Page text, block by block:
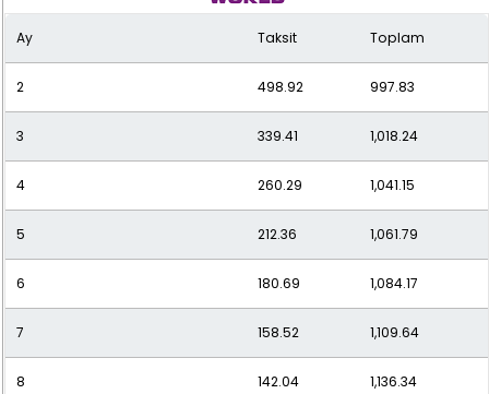
10 119.24 1,192.39
11 111.09 1,221.97
12 104.42 1,253.06
Ay Taksit Toplam
2 498.92 997.83
3 339.41 1,018.24
4 260.29 1,041.15
5 212.36 1,061.79
6 180.69 1,084.17
7 158.52 1,109.64
8 142.04 1,136.34